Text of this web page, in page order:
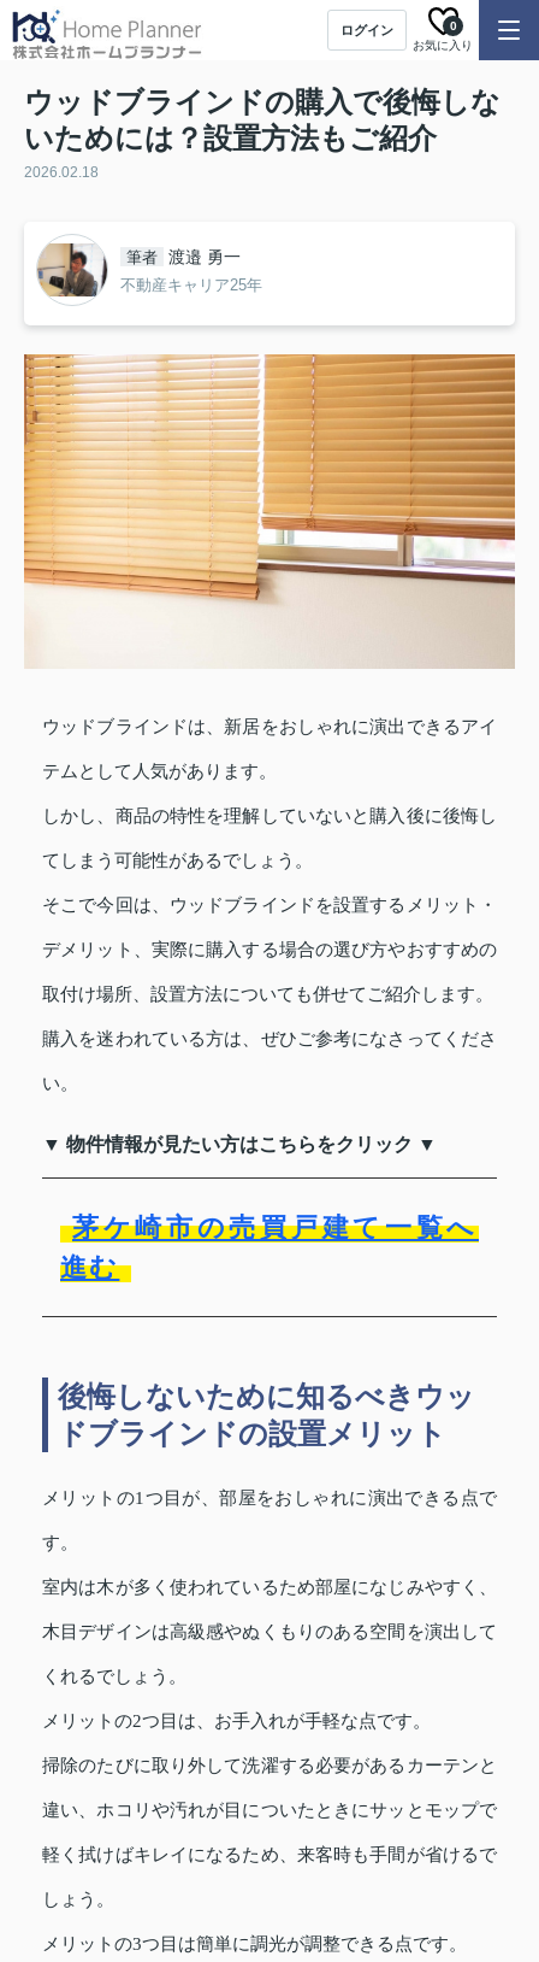
ログイン
お気に入り
0
ウッドブラインドの購入で後悔しな
いためには？設置方法もご紹介
2026.02.18
筆者 渡邉 勇一
不動産キャリア25年
ウッドブラインドは、新居をおしゃれに演出できるアイ
テムとして人気があります。
しかし、商品の特性を理解していないと購入後に後悔し
てしまう可能性があるでしょう。
そこで今回は、ウッドブラインドを設置するメリット・
デメリット、実際に購入する場合の選び方やおすすめの
取付け場所、設置方法についても併せてご紹介します。
購入を迷われている方は、ぜひご参考になさってくださ
い。
▼ 物件情報が見たい方はこちらをクリック ▼
茅ケ崎市の売買戸建て一覧へ
進む
後悔しないために知るべきウッ
ドブラインドの設置メリット
メリットの1つ目が、部屋をおしゃれに演出できる点で
す。
室内は木が多く使われているため部屋になじみやすく、
木目デザインは高級感やぬくもりのある空間を演出して
くれるでしょう。
メリットの2つ目は、お手入れが手軽な点です。
掃除のたびに取り外して洗濯する必要があるカーテンと
違い、ホコリや汚れが目についたときにサッとモップで
軽く拭けばキレイになるため、来客時も手間が省けるで
しょう。
メリットの3つ目は簡単に調光が調整できる点です。